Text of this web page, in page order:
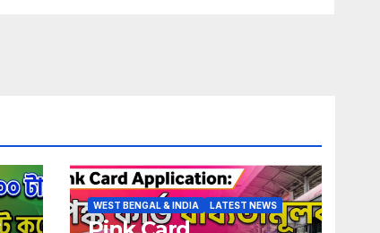
WEST BENGAL & INDIA LATEST NEWS